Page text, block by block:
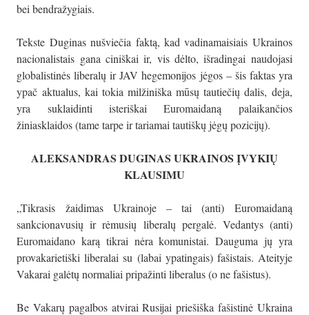
bei bendražygiais.
Tekste Duginas nušviečia faktą, kad vadinamaisiais Ukrainos
nacionalistais gana ciniškai ir, vis dėlto, išradingai naudojasi
globalistinės liberalų ir JAV hegemonijos jėgos – šis faktas yra
ypač aktualus, kai tokia milžiniška mūsų tautiečių dalis, deja,
yra suklaidinti isteriškai Euromaidaną palaikančios
žiniasklaidos (tame tarpe ir tariamai tautiškų jėgų pozicijų).
ALEKSANDRAS DUGINAS UKRAINOS ĮVYKIŲ
KLAUSIMU
„Tikrasis žaidimas Ukrainoje – tai (anti) Euromaidaną
sankcionavusių ir rėmusių liberalų pergalė. Vedantys (anti)
Euromaidano karą tikrai nėra komunistai. Dauguma jų yra
provakarietiški liberalai su (labai ypatingais) fašistais. Ateityje
Vakarai galėtų normaliai pripažinti liberalus (o ne fašistus).
Be Vakarų pagalbos atvirai Rusijai priešiška fašistinė Ukraina